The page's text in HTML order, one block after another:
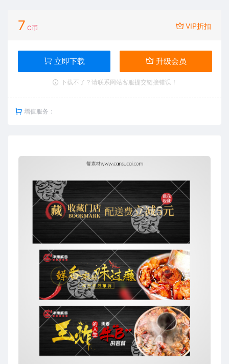
7 C币 VIP折扣
立即下载 升级会员
下载不了？请联系网站客服提交链接错误！
增值服务：